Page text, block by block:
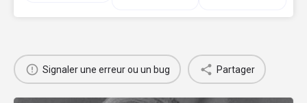
Signaler une erreur ou un bug Partager